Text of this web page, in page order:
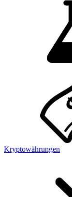
Kryptowährungen